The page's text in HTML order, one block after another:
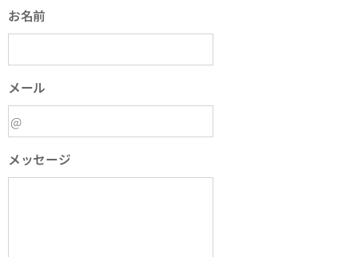
お名前
メール
メッセージ